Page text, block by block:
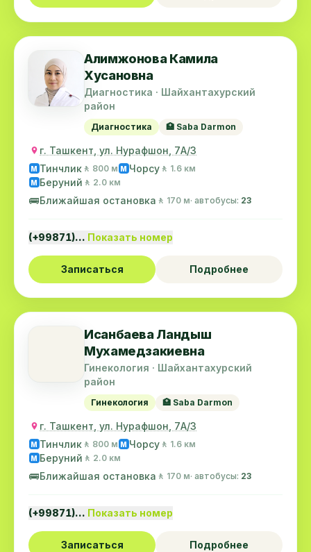
Алимжонова Камила
Хусановна
Диагностика · Шайхантахурский
район
Диагностика 🏥 Saba Darmon
г. Ташкент, ул. Нурафшон, 7А/3
M Тинчлик 🚶 800 м M Чорсу 🚶 1.6 км
M Беруний 🚶 2.0 км
🚌Ближайшая остановка 🚶 170 м· автобусы: 23
(+99871)… Показать номер
Записаться Подробнее
Исанбаева Ландыш
Мухамедзакиевна
Гинекология · Шайхантахурский
район
Гинекология 🏥 Saba Darmon
г. Ташкент, ул. Нурафшон, 7А/3
M Тинчлик 🚶 800 м M Чорсу 🚶 1.6 км
M Беруний 🚶 2.0 км
🚌Ближайшая остановка 🚶 170 м· автобусы: 23
(+99871)… Показать номер
Записаться Подробнее